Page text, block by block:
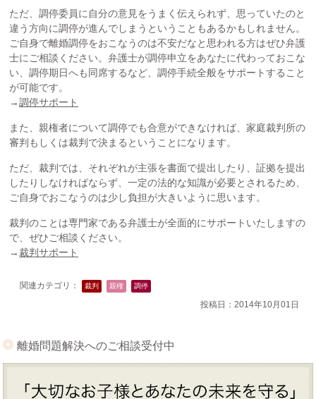
ただ、調停委員に自分の意見をうまく伝えられず、思っていたのと
違う方向に調停が進んでしまうということもあるかもしれません。
ご自身で離婚調停をおこなうのは不安だなと思われる方はぜひ弁護
士にご相談ください。弁護士が調停申立をあなたに代わっておこな
い、調停期日へも同席するなど、調停手続全般をサポートすること
が可能です。
→調停サポート
また、親権者について調停でも合意ができなければ、家庭裁判所の
審判もしくは裁判で決まるということになります。
ただ、裁判では、それぞれが主張を書面で提出したり、証拠を提出
したりしなければならず、一定の法的な知識が必要とされるため、
ご自身でおこなうのは少し負担が大きいように思います。
裁判のことは専門家である弁護士が全面的にサポートいたしますの
で、ぜひご相談ください。
→裁判サポート
関連カテゴリ： 裁判 親権 調停
投稿日：2014年10月01日
離婚問題解決へのご相談受付中